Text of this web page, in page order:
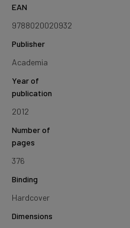
EAN
9788020020932
Publisher
Academia
Year of
publication
2012
Number of
pages
376
Binding
Hardcover
Dimensions